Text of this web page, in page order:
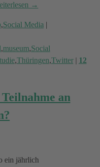
→
,Social Media |
,museum,Social
,Thüringen,Twitter| 12
an
ein jährlich